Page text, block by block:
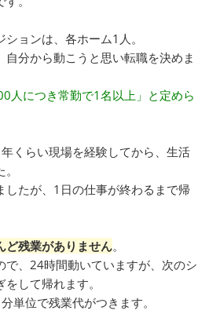
ョンは、各ホーム1人。
分から動こうと思い転職を決めま
人につき常勤で1名以上」と定めら
くらい現場を経験してから、生活
したが、1日の仕事が終わるまで帰
ど残業がありません。
で、24時間動いていますが、次のシ
して帰れます。
単位で残業代がつきます。